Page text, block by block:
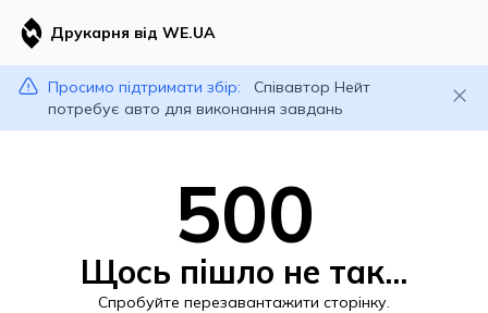
Друкарня від WE.UA
Просимо підтримати збір:
Співавтор Нейт
потребує авто для виконання завдань
500
Щось пішло не так...
Спробуйте перезавантажити сторінку.